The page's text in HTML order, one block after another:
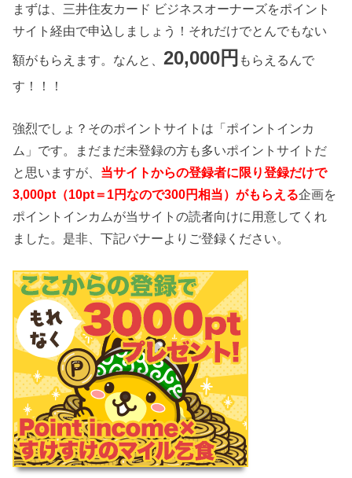
まずは、三井住友カード ビジネスオーナーズをポイント
サイト経由で申込しましょう！それだけでとんでもない
額がもらえます。なんと、20,000円 もらえるんで
す！！！
強烈でしょ？そのポイントサイトは「ポイントインカ
ム」です。まだまだ未登録の方も多いポイントサイトだ
と思いますが、 当サイトからの登録者に限り登録だけで
3,000pt（10pt＝1円なので300円相当）がもらえる企画を
ポイントインカムが当サイトの読者向けに用意してくれ
ました。是非、下記バナーよりご登録ください。